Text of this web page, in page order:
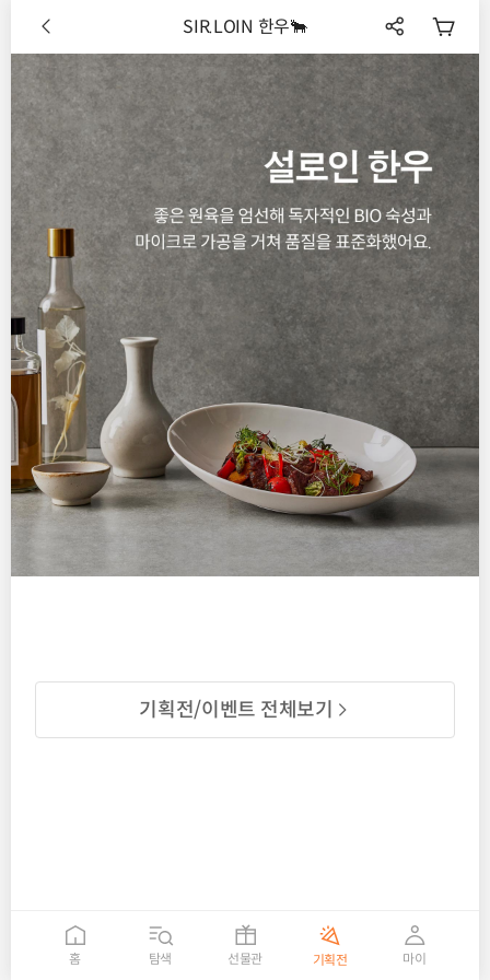
SIR.LOIN 한우🐂
기획전/이벤트 전체보기
홈 탐색 선물관 기획전 마이